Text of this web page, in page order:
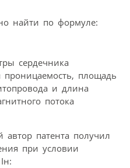
найти по формуле:
сердечника
проницаемость, площадь
и длина
потока
автор патента получил
при условии